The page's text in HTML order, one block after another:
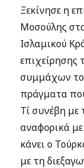
Ξεκίνησε η
Μοσούλης
Ισλαμικού
επιχείρησης
συμμάχων
πράγματα
Τί συνέβη με
αναφορικά με
κάνει ο
με τη